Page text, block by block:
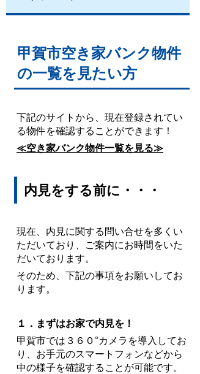
甲賀市空き家バンク物件
の一覧を見たい方
下記のサイトから、現在登録されてい
る物件を確認することができます！
≪空き家バンク物件一覧を見る≫
内見をする前に・・・
現在、内見に関する問い合せを多くい
ただいており、ご案内にお時間をいた
だいております。
そのため、下記の事項をお願いしてお
ります。
１．まずはお家で内見を！
甲賀市では ３６０°カメラを導入してお
り、お手元のスマートフォンなどから
中の様子を確認することが可能です。